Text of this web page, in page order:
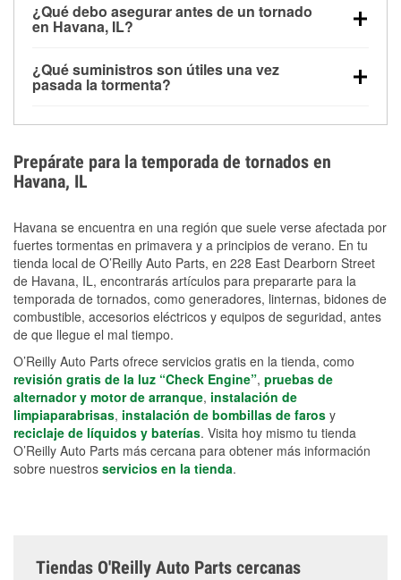
una distancia mínima de 20 pies de puertas y
ventanas, para evitar la acumulación de monóxido
¿Qué debo asegurar antes de un tornado
en Havana, IL?
trampolines y cualquier objeto suelto del jardín
deben asegurarse o guardarse para reducir la
¿Qué suministros son útiles una vez
pasada la tormenta?
ayudan a reducir el riesgo de lesiones durante las
labores de limpiezas.
Prepárate para la temporada de tornados en
Havana, IL
Havana se encuentra en una región que suele verse afectada por
fuertes tormentas en primavera y a principios de verano. En tu
tienda local de O’Reilly Auto Parts, en 228 East Dearborn Street
de Havana, IL, encontrarás artículos para prepararte para la
temporada de tornados, como generadores, linternas, bidones de
combustible, accesorios eléctricos y equipos de seguridad, antes
de que llegue el mal tiempo.
O’Reilly Auto Parts ofrece servicios gratis en la tienda, como
revisión gratis de la luz “Check Engine”, pruebas de
alternador y motor de arranque, instalación de
limpiaparabrisas, instalación de bombillas de faros y
reciclaje de líquidos y baterías. Visita hoy mismo tu tienda
O’Reilly Auto Parts más cercana para obtener más información
sobre nuestros servicios en la tienda.
Tiendas O'Reilly Auto Parts cercanas